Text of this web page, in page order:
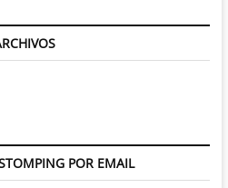
POR EMAIL